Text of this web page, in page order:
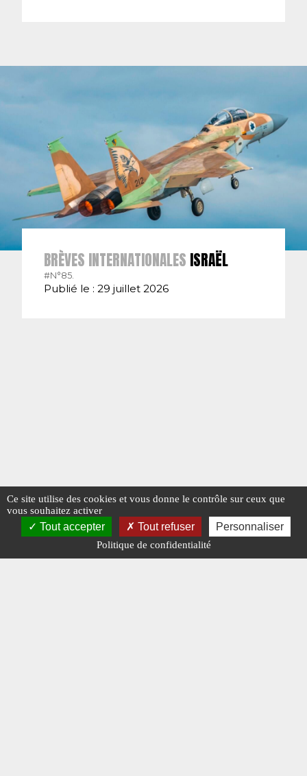
BRÈVES INTERNATIONALES ISRAËL
#N°85.
Publié le : 29 juillet 2026
Ce site utilise des cookies et vous donne le contrôle sur ceux que
vous souhaitez activer
Tout accepter Tout refuser Personnaliser
Politique de confidentialité